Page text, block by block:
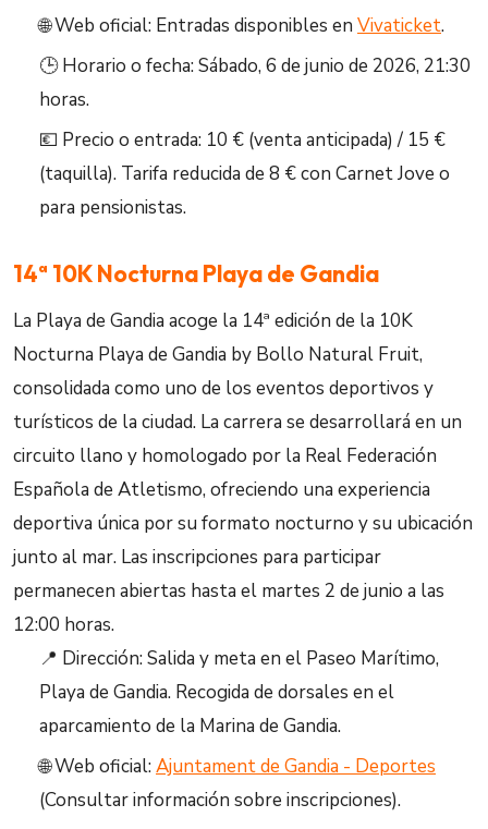
🌐 Web oficial: Entradas disponibles en Vivaticket.
🕒 Horario o fecha: Sábado, 6 de junio de 2026, 21:30
horas.
💶 Precio o entrada: 10 € (venta anticipada) / 15 €
(taquilla). Tarifa reducida de 8 € con Carnet Jove o
para pensionistas.
14ª 10K Nocturna Playa de Gandia
La Playa de Gandia acoge la 14ª edición de la 10K
Nocturna Playa de Gandia by Bollo Natural Fruit,
consolidada como uno de los eventos deportivos y
turísticos de la ciudad. La carrera se desarrollará en un
circuito llano y homologado por la Real Federación
Española de Atletismo, ofreciendo una experiencia
deportiva única por su formato nocturno y su ubicación
junto al mar. Las inscripciones para participar
permanecen abiertas hasta el martes 2 de junio a las
12:00 horas.
📍 Dirección: Salida y meta en el Paseo Marítimo,
Playa de Gandia. Recogida de dorsales en el
aparcamiento de la Marina de Gandia.
🌐 Web oficial:Ajuntament de Gandia - Deportes
(Consultar información sobre inscripciones).